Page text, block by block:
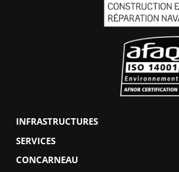
INFRASTRUCTURES
SERVICES
CONCARNEAU